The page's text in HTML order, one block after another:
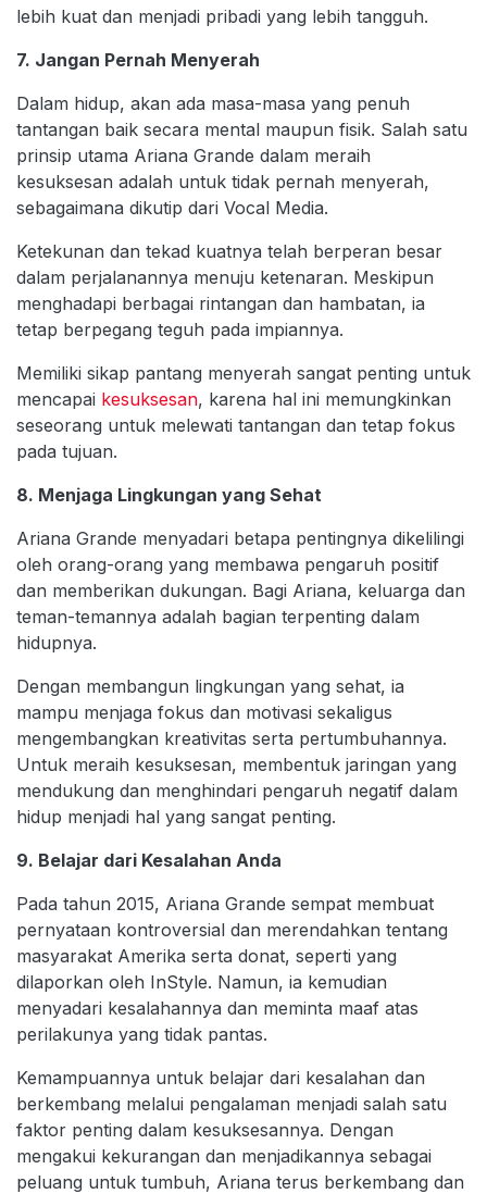
lebih kuat dan menjadi pribadi yang lebih tangguh.
7. Jangan Pernah Menyerah
Dalam hidup, akan ada masa-masa yang penuh
tantangan baik secara mental maupun fisik. Salah satu
prinsip utama Ariana Grande dalam meraih
kesuksesan adalah untuk tidak pernah menyerah,
sebagaimana dikutip dari Vocal Media.
Ketekunan dan tekad kuatnya telah berperan besar
dalam perjalanannya menuju ketenaran. Meskipun
menghadapi berbagai rintangan dan hambatan, ia
tetap berpegang teguh pada impiannya.
Memiliki sikap pantang menyerah sangat penting untuk
mencapai kesuksesan, karena hal ini memungkinkan
seseorang untuk melewati tantangan dan tetap fokus
pada tujuan.
8. Menjaga Lingkungan yang Sehat
Ariana Grande menyadari betapa pentingnya dikelilingi
oleh orang-orang yang membawa pengaruh positif
dan memberikan dukungan. Bagi Ariana, keluarga dan
teman-temannya adalah bagian terpenting dalam
hidupnya.
Dengan membangun lingkungan yang sehat, ia
mampu menjaga fokus dan motivasi sekaligus
mengembangkan kreativitas serta pertumbuhannya.
Untuk meraih kesuksesan, membentuk jaringan yang
mendukung dan menghindari pengaruh negatif dalam
hidup menjadi hal yang sangat penting.
9. Belajar dari Kesalahan Anda
Pada tahun 2015, Ariana Grande sempat membuat
pernyataan kontroversial dan merendahkan tentang
masyarakat Amerika serta donat, seperti yang
dilaporkan oleh InStyle. Namun, ia kemudian
menyadari kesalahannya dan meminta maaf atas
perilakunya yang tidak pantas.
Kemampuannya untuk belajar dari kesalahan dan
berkembang melalui pengalaman menjadi salah satu
faktor penting dalam kesuksesannya. Dengan
mengakui kekurangan dan menjadikannya sebagai
peluang untuk tumbuh, Ariana terus berkembang dan